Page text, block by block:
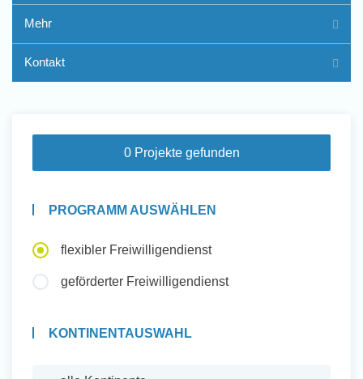
Auslandserfahrung Sammeln
und Sozial Engagieren
Initiativbewerbung
Mehr
Kontakt
0 Projekte gefunden
PROGRAMM AUSWÄHLEN
flexibler Freiwilligendienst
geförderter Freiwilligendienst
KONTINENTAUSWAHL